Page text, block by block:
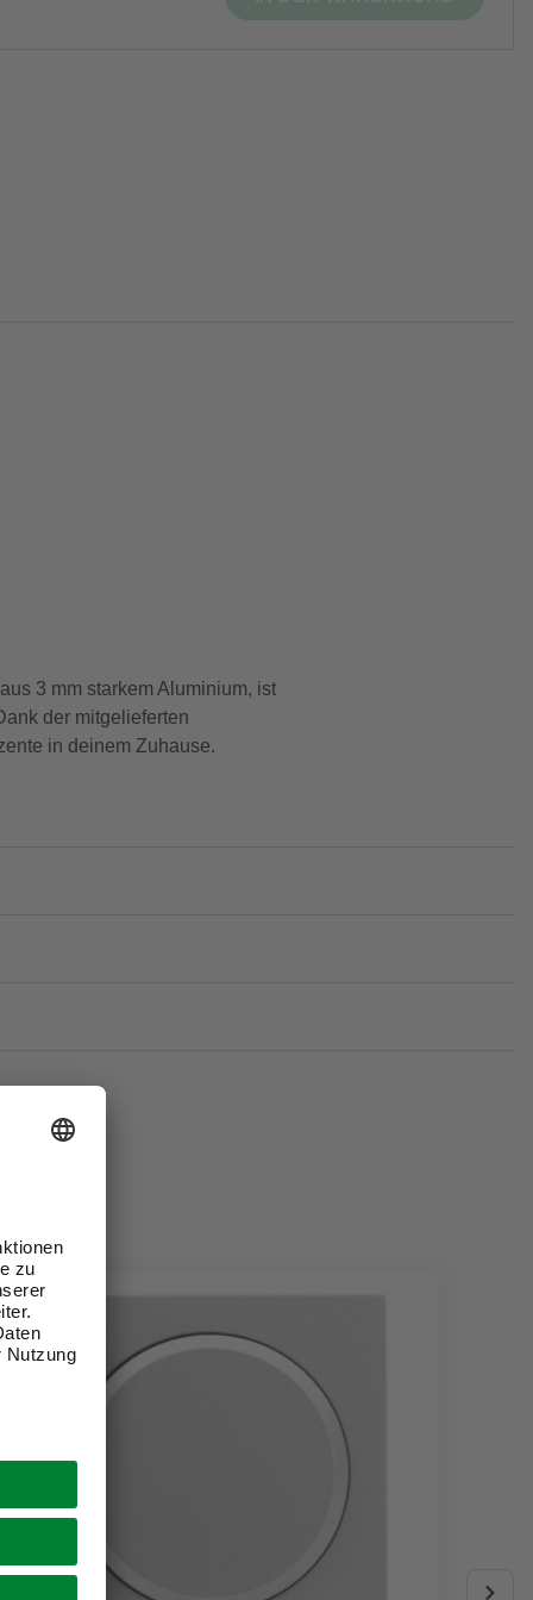
3 mm starkem Aluminium, ist
der mitgelieferten
in deinem Zuhause.